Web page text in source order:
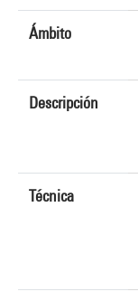
Ámbito
Descripción
Técnica